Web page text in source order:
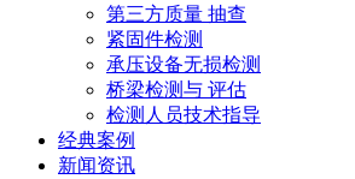
第三方质量 抽查
紧固件检测
承压设备无损检测
桥梁检测与 评估
检测人员技术指导
经典案例
新闻资讯